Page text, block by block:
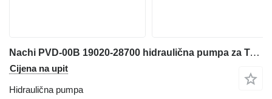
Nachi PVD-00B 19020-28700 hidraulična pumpa za Takeuchi TB215R TB216 TB217R mini bagera
Cijena na upit
Hidraulična pumpa